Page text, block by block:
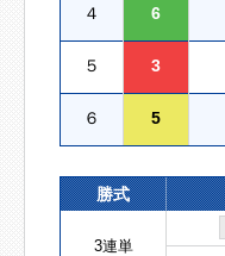
４ 6
５ 3
６ 5
勝式
3連単